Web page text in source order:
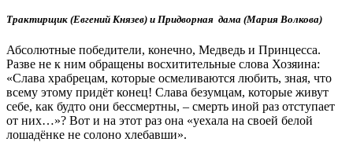
Трактирщик (Евгений Князев) и Придворная дама (Мария Волкова)
Абсолютные победители, конечно, Медведь и Принцесса.
Разве не к ним обращены восхитительные слова Хозяина:
«Слава храбрецам, которые осмеливаются любить, зная, что
всему этому придёт конец! Слава безумцам, которые живут
себе, как будто они бессмертны, – смерть иной раз отступает
от них…»? Вот и на этот раз она «уехала на своей белой
лошадёнке не солоно хлебавши».